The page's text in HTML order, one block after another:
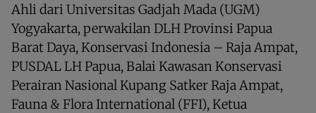
Ahli dari Universitas Gadjah Mada (UGM)
Yogyakarta, perwakilan DLH Provinsi Papua
Barat Daya, Konservasi Indonesia – Raja Ampat,
PUSDAL LH Papua, Balai Kawasan Konservasi
Perairan Nasional Kupang Satker Raja Ampat,
Fauna & Flora International (FFI), Ketua